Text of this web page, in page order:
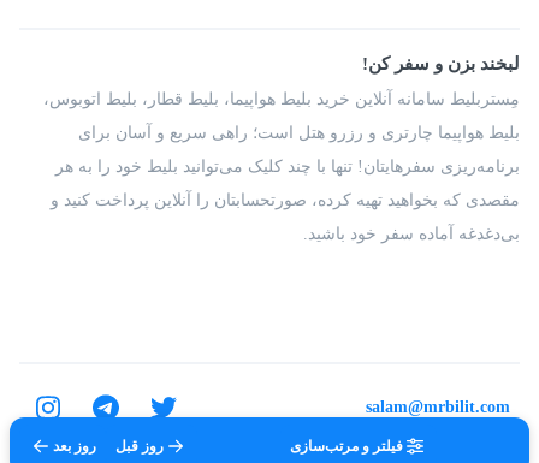
فیلتر و مرتب‌سازی روز قبل روز بعد
شرایط و مقررات
راهکار سازمانی
فرصت‌های شغلی
درباره ما
لبخند بزن و سفر کن!
مِستربلیط سامانه آنلاین خرید بلیط هواپیما، بلیط قطار، بلیط اتوبوس،
بلیط هواپیما چارتری و رزرو هتل است؛ راهی سریع و آسان برای
برنامه‌ریزی سفرهایتان! تنها با چند کلیک می‌توانید بلیط خود را به هر
مقصدی که بخواهید تهیه کرده، صورتحسابتان را آنلاین پرداخت کنید و
بی‌دغدغه آماده سفر خود باشید.
تمامی حقوق برای شرکت عتیق گشت اصفهان محفوظ است.
salam@mrbilit.com